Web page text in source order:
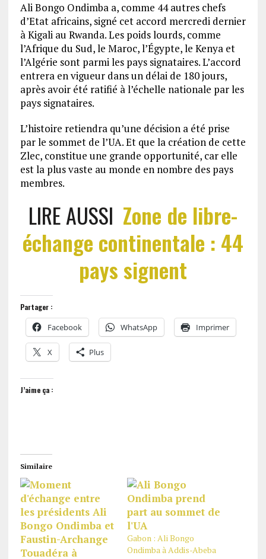
Ali Bongo Ondimba a, comme 44 autres chefs
d’Etat africains, signé cet accord mercredi dernier
à Kigali au Rwanda. Les poids lourds, comme
l’Afrique du Sud, le Maroc, l’Égypte, le Kenya et
l’Algérie sont parmi les pays signataires. L’accord
entrera en vigueur dans un délai de 180 jours,
après avoir été ratifié à l’échelle nationale par les
pays signataires.
L’histoire retiendra qu’une décision a été prise
par le sommet de l’UA. Et que la création de cette
Zlec, constitue une grande opportunité, car elle
est la plus vaste au monde en nombre des pays
membres.
LIRE AUSSI Zone de libre-
échange continentale : 44
pays signent
Partager :
Facebook WhatsApp Imprimer
X Plus
J’aime ça :
Similaire
Gabon : Ali Bongo
Ondimba à Addis-Abeba